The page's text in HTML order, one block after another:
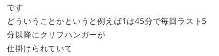
です
どういうことかというと例えば1は45分で毎回ラスト5
分以降にクリフハンガーが
仕掛けられていて